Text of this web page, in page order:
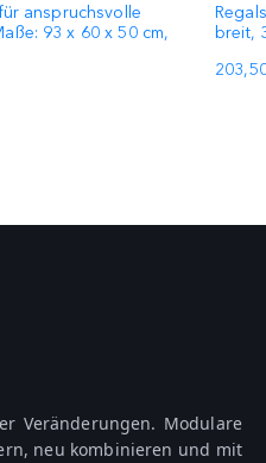
anspruchsvolle
93 x 60 x 50 cm,
breit,
Veränderungen. Modulare
neu kombinieren und mit